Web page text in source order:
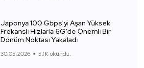
Japonya 100 Gbps'yi Aşan Yüksek
Frekanslı Hızlarla 6G'de Önemli Bir
Dönüm Noktası Yakaladı
30.05.2026 5.1K okundu.